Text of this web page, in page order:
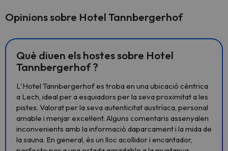
Opinions sobre Hotel Tannbergerhof
Què diuen els hostes sobre Hotel
Tannbergerhof ?
L'Hotel Tannbergerhof es troba en una ubicació cèntrica
a Lech, ideal per a esquiadors per la seva proximitat a les
pistes. Valorat per la seva autenticitat austríaca, personal
amable i menjar excel·lent. Alguns comentaris assenyalen
inconvenients amb la informació daparcament i la mida de
la sauna. En general, és un lloc acollidor i encantador,